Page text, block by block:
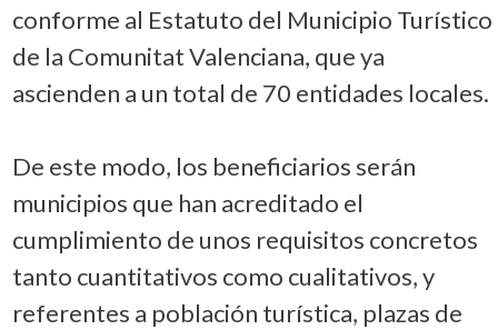
conforme al Estatuto del Municipio Turístico
de la Comunitat Valenciana, que ya
ascienden a un total de 70 entidades locales.
De este modo, los beneficiarios serán
municipios que han acreditado el
cumplimiento de unos requisitos concretos
tanto cuantitativos como cualitativos, y
referentes a población turística, plazas de